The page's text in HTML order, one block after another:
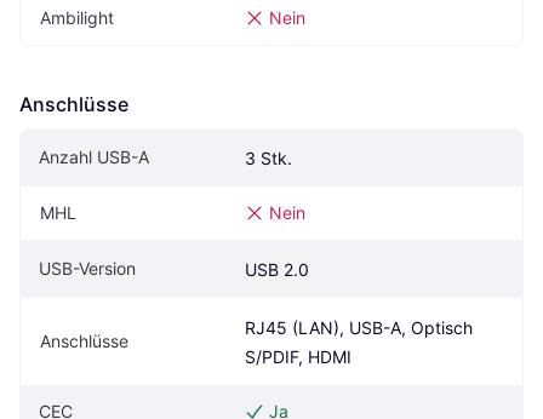
Ambilight Nein
Anschlüsse
Anzahl USB-A 3 Stk.
MHL Nein
USB-Version USB 2.0
Anschlüsse
RJ45 (LAN), USB-A, Optisch
S/PDIF, HDMI
CEC Ja